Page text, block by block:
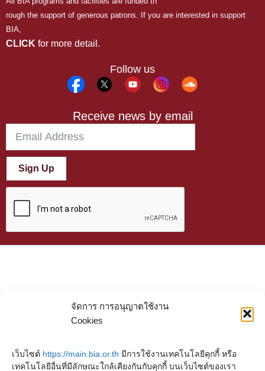
จัดการ การอนุญาตใช้งาน
Cookies
เว็บไซต์ https://main.bia.or.th มีการใช้งานเทคโนโลยีคุกกี้ หรือ
เทคโนโลยีอื่นที่มีลักษณะใกล้เคียงกันกับคุกกี้ บนเว็บไซต์ของเรา
rough the support of generous patrons. If you are interested in support
BIA,
CLICK for more detail.
Follow us
Receive news by email
Sign Up